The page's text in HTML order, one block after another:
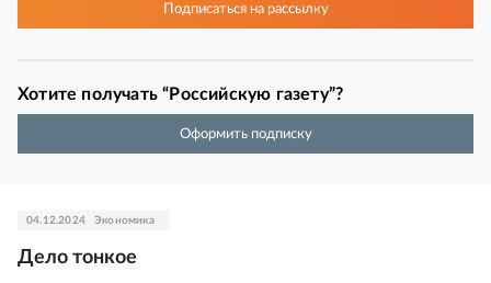
Подписатьсяна рассылку
Хотите получать “Российскую газету”?
Оформить подписку
04.12.2024 Экономика
Дело тонкое